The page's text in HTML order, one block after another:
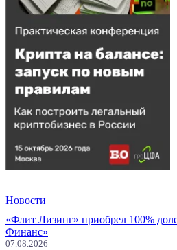
Новости
«Флит Лизинг» приобрел 100%
Финанс»
07.08.2026